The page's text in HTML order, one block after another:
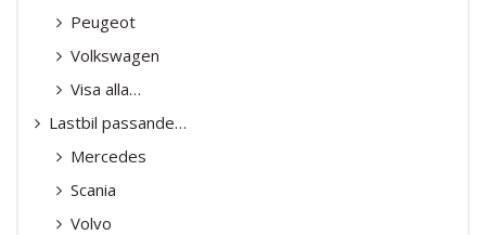
Peugeot
Volkswagen
Visa alla…
Lastbil passande…
Mercedes
Scania
Volvo